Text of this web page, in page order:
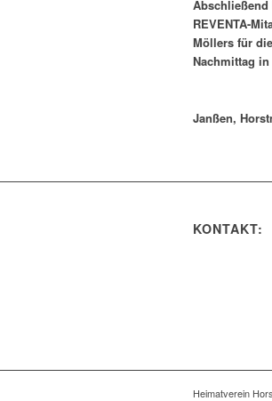
REVENTA-
Möllers für
Nachmittag
Janßen,
KONTAKT:
Heimatverein